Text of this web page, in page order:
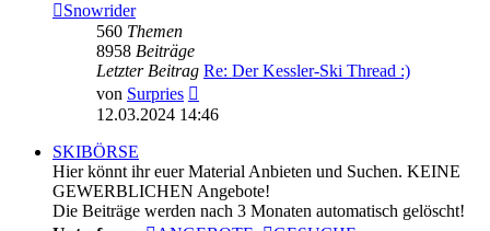
Snowrider
560 Themen
8958 Beiträge
Letzter Beitrag Re: Der Kessler-Ski Thread :)
von Surpries
Beitrag
12.03.2024 14:46
SKIBÖRSE
Hier könnt ihr euer Material Anbieten und Suchen. KEINE
GEWERBLICHEN Angebote!
Die Beiträge werden nach 3 Monaten automatisch gelöscht!